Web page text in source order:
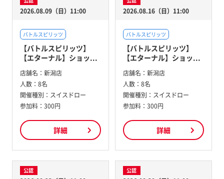
2026.08.09（日）11:00
バトルスピリッツ
【バトルスピリッツ】
【エターナル】ショッ...
店舗名： 新潟店
人数： 8名
開催種別： スイスドロー
参加料： 300円
詳細
2026.08.16（日）11:00
バトルスピリッツ
【バトルスピリッツ】
【エターナル】ショッ...
店舗名： 新潟店
人数： 8名
開催種別： スイスドロー
参加料： 300円
詳細
公認 公認